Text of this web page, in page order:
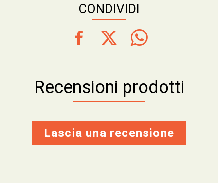
CONDIVIDI
Recensioni prodotti
Lascia una recensione